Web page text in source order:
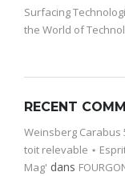
Surfacing
the World of
RECENT
Weinsberg Carabus
toit relevable ⋆
Mag' dans